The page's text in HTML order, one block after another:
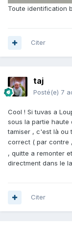
Toute identification
Citer
taj
Posté(e) 7
Cool ! Si tuvas a
sous la partie haute
tamiser , c'est là ou
correct ( par contre
, quitte a remonter
directment dans le
Citer